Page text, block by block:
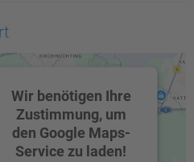
Wir benötigen Ihre
Zustimmung, um
den Google Maps-
Service zu laden!